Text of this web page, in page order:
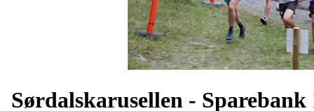
Sørdalskarusellen - Sparebank